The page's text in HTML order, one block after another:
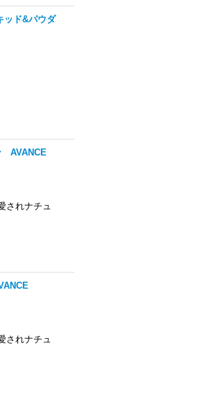
ッド&パウダ
AVANCE
されナチュ
されナチュ